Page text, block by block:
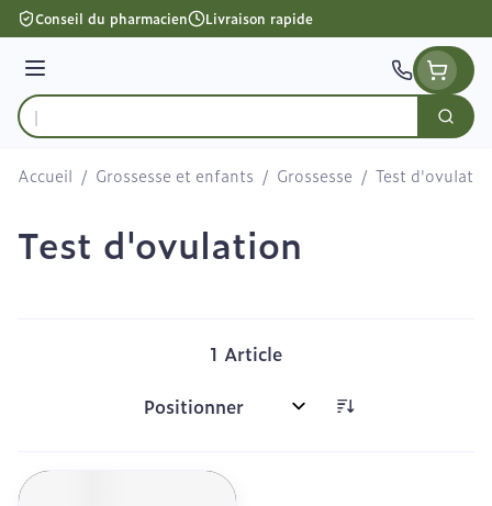
Aller au contenu
Conseil du pharmacien Livraison rapide
Menu
Rechercher
Accueil / Grossesse et enfants / Grossesse / Test
Test d'ovulation
1 Article
Trier par: